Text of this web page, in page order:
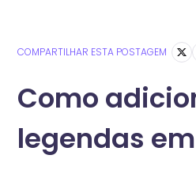
COMPARTILHAR ESTA POSTAGEM
Como
legendas